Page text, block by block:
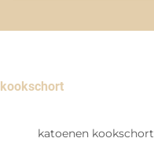
kookschort
katoenen kookschort